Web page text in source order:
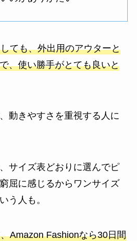
ても、外出用のアウターと
、使い勝手がとても良いと
動きやすさを重視する人に
サイズ表どおりに選んでピ
屈に感じるからワンサイズ
う人も。
Amazon Fashionなら30日間